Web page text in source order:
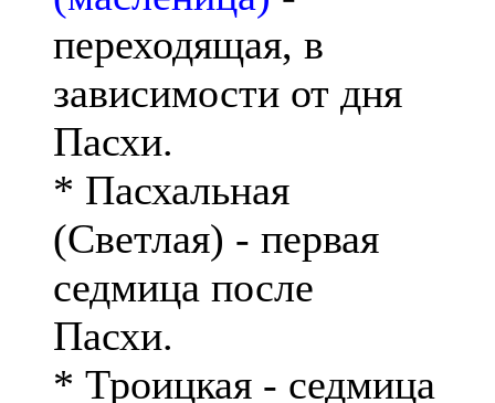
переходящая, в
зависимости от дня
Пасхи.
* Пасхальная
(Светлая) - первая
седмица после
Пасхи.
* Троицкая - седмица